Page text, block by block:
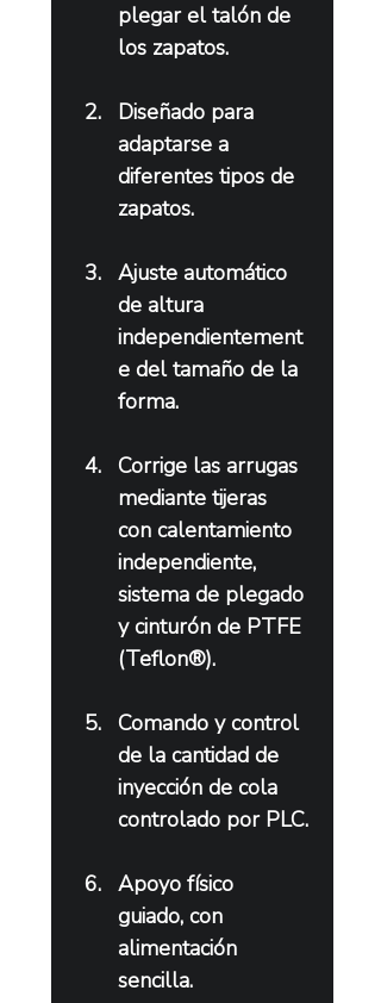
plegar el talón de
los zapatos.
Diseñado para
adaptarse a
diferentes tipos de
zapatos.
Ajuste automático
de altura
independientement
e del tamaño de la
forma.
Corrige las arrugas
mediante tijeras
con calentamiento
independiente,
sistema de plegado
y cinturón de PTFE
(Teflon®).
Comando y control
de la cantidad de
inyección de cola
controlado por PLC.
Apoyo físico
guiado, con
alimentación
sencilla.